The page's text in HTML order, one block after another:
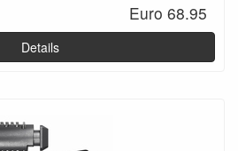
Euro 68.95
Details